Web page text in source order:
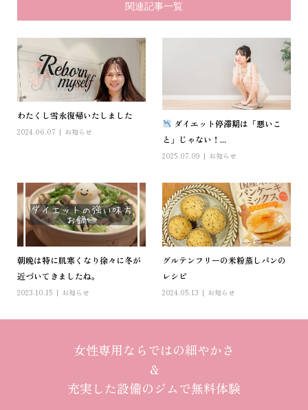
関連記事一覧
わたくし雪永復帰いたしました
2024.06.07 お知らせ
ダイエット停滞期は「悪いこ
と」じゃない！...
2025.07.09 お知らせ
朝晩は特に肌寒くなり徐々に冬が
近づいてきましたね。
2023.10.15 お知らせ
グルテンフリーの米粉蒸しパンの
レシピ‍
2024.05.13 お知らせ
女性専用ならではの細やかさ
＆
充実した設備のジムで無料体験